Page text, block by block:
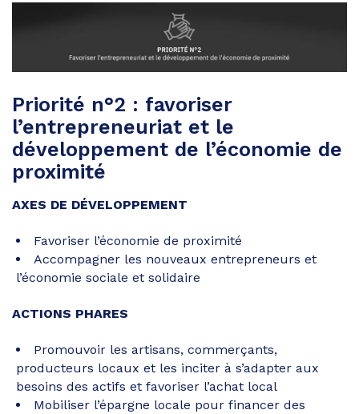
Priorité n°2 : favoriser
l’entrepreneuriat et le
développement de l’économie de
proximité
AXES DE DÉVELOPPEMENT
Favoriser l’économie de proximité
Accompagner les nouveaux entrepreneurs et
l’économie sociale et solidaire
ACTIONS PHARES
Promouvoir les artisans, commerçants,
producteurs locaux et les inciter à s’adapter aux
besoins des actifs et favoriser l’achat local
Mobiliser l’épargne locale pour financer des